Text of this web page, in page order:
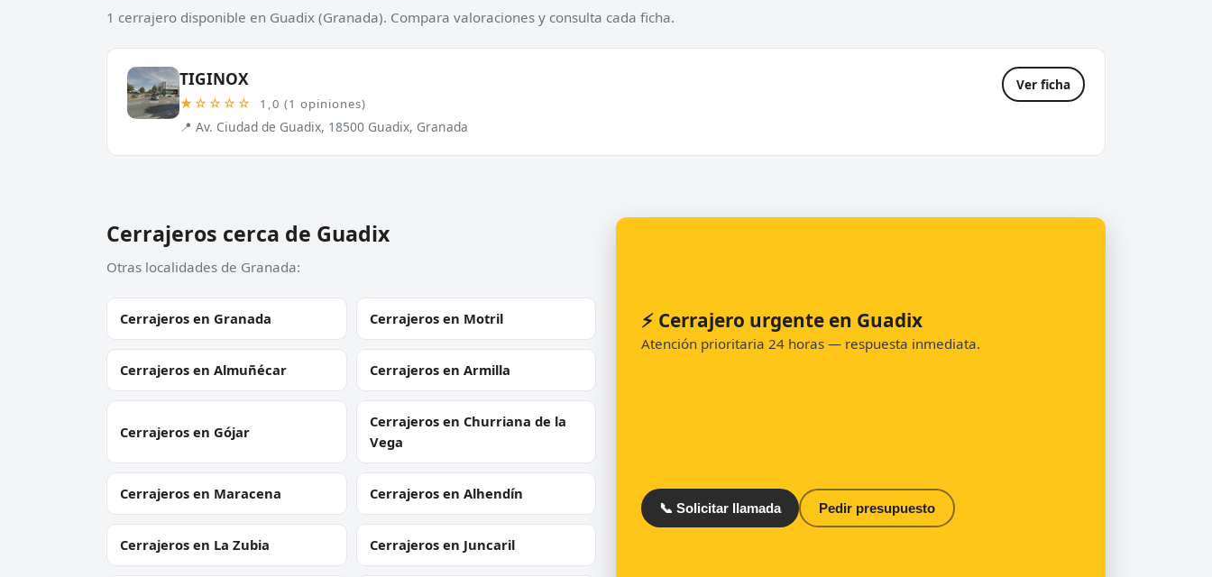
1 cerrajero disponible en Guadix (Granada). Compara valoraciones y consulta cada ficha.
TIGINOX
★☆☆☆☆ 1,0 (1 opiniones)
📍 Av. Ciudad de Guadix, 18500 Guadix, Granada
Ver ficha
Cerrajeros cerca de Guadix
Otras localidades de Granada:
Cerrajeros en Granada Cerrajeros en Motril
Cerrajeros en Almuñécar Cerrajeros en Armilla
Cerrajeros en Gójar
Cerrajeros en Churriana de la
Vega
Cerrajeros en Maracena Cerrajeros en Alhendín
Cerrajeros en La Zubia Cerrajeros en Juncaril
⚡ Cerrajero urgente en Guadix
Atención prioritaria 24 horas — respuesta inmediata.
📞 Solicitar llamada Pedir presupuesto